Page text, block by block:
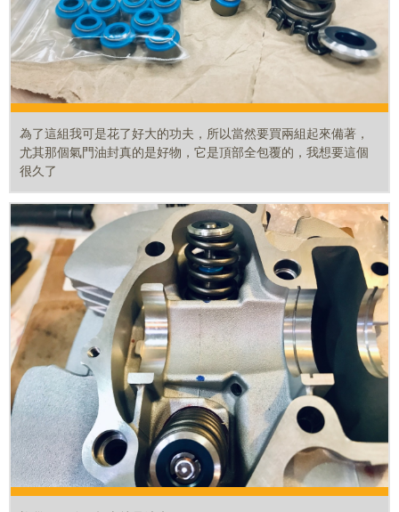
為了這組我可是花了好大的功夫，所以當然要買兩組起來備著，
尤其那個氣門油封真的是好物，它是頂部全包覆的，我想要這個
很久了